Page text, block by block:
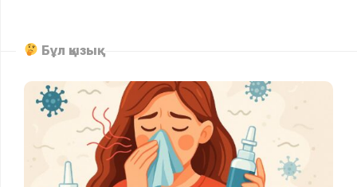
Бұл қызық